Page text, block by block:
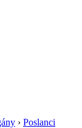
› Poslanci